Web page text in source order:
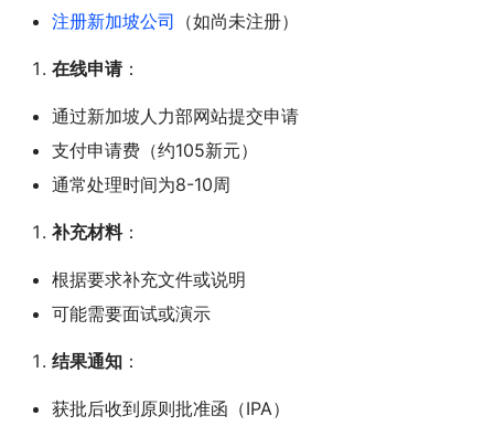
注册新加坡公司 （如尚未注册）
在线申请：
通过新加坡人力部网站提交申请
支付申请费（约105新元）
通常处理时间为8-10周
补充材料：
根据要求补充文件或说明
可能需要面试或演示
结果通知 ：
获批后收到原则批准函（IPA）